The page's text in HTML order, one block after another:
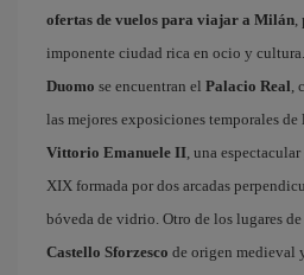
ofertas de vuelos para viajar a Milán,
imponente ciudad rica en ocio y
Duomo se encuentran el Palacio Real,
las mejores exposiciones temporales
Vittorio Emanuele II, una
XIX formada por dos arcadas
bóveda de vidrio. Otro de los lugares
Castello Sforzesco de origen medieval